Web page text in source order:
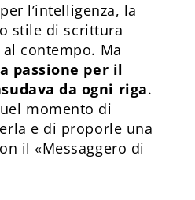
l’intelligenza, la
stile di scrittura
contempo. Ma
passione per il
da ogni riga.
momento di
e di proporle una
il «Messaggero di